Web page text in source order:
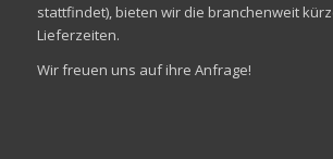
stattfindet), bieten wir die branchenweit
Lieferzeiten.
Wir freuen uns auf ihre Anfrage!